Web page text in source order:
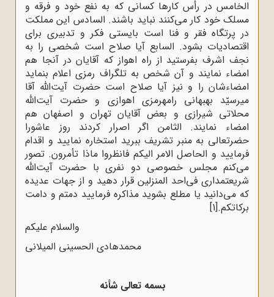
الخامس در رأس کارها کسانى که به نفع خود و فرقه و
مسلک خود کار مى‌کنند نباید باشند. السادس این مملکت
در پرتگاه فقر و فنا است بایستى فکر و تدبیرى براى
اقتصادیات بشود. السابع آیا صلاح است شخصى را به
نجف اشرف بفرستید از راه اهواز که آقایان در آنجا هم
امضاء نمایند و آن شخص به تلگراف رمزى اعلام بنماید
امضاءشان را و نیز آیا صلاح است حضرت آیت‌الله‌ آقا
میرسیّد بهبهانى رامهرمزى اهوازى و حضرت آیت‌الله‌
محلاتى شیرازى و بعض آقایان تهران و اصفهان هم
امضاء نمایند. الثامن اگر اصرار کردند روز عاشورا
حضرتعالى به منبر تشریف ببرید استخاره نمایید و اقدام
فرمایید و الحاصل الامر الیکم فانظروا ماذا تأمرون. تصور
مى‌کنم مجلس خصوصى دو نفرى با حضرت آیت‌الله‌
شریعتمدارى فى‌احد المنزلین قرار دهید و از جهات عدیده
که مى‌دانید یا مطلع بشوید مذاکره فرمایید دمتم و دامت
برکاتکم.[1]
والسلام علیکم
محمدهادى الحسینى المیلانى
بسمه تعالى شأنه